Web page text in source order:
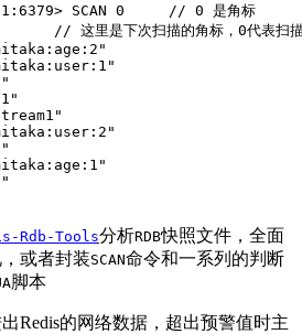
SCAN 0     // 0 是角标
// 这里是下次扫描的角标，0代表扫
Rdb-Tools分析RDB快照文件，全面
或者封装SCAN命令和一系列的判断
脚本
Redis的网络数据，超出预警值时主